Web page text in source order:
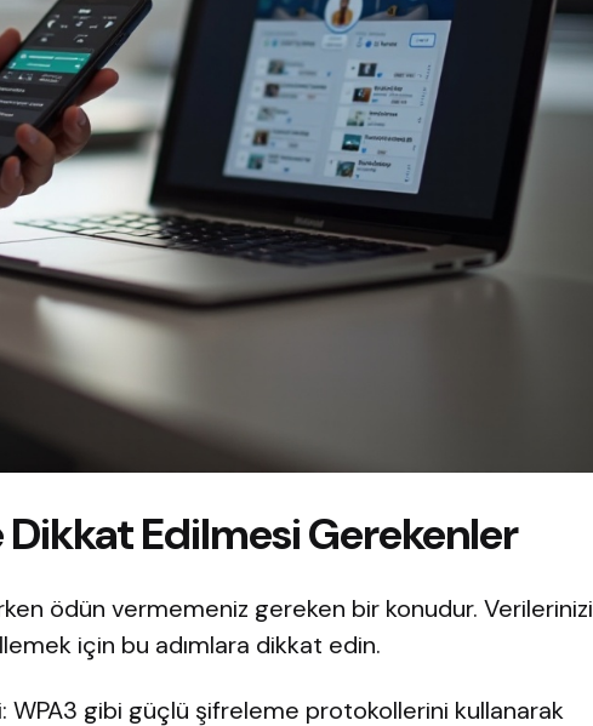
Dikkat Edilmesi Gerekenler
ödün vermemeniz gereken bir konudur. Verilerinizi
için bu adımlara dikkat edin.
WPA3 gibi güçlü şifreleme protokollerini kullanarak